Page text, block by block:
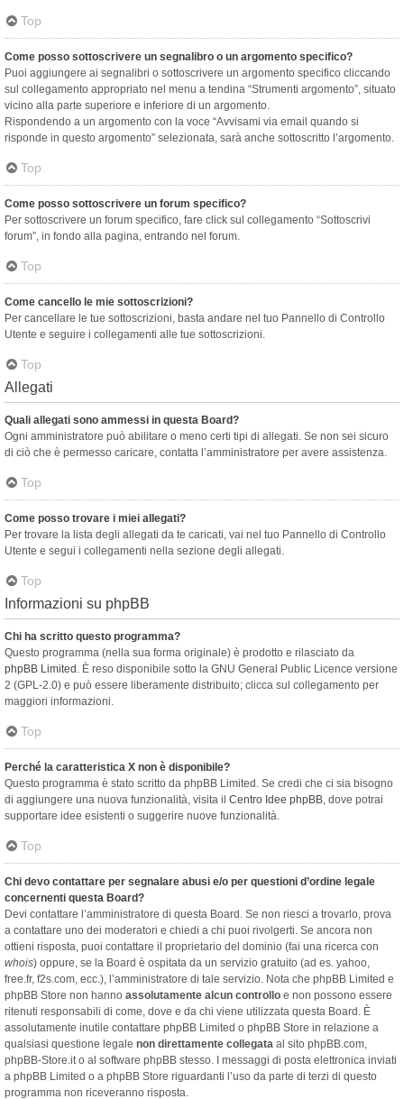
Top
Come posso sottoscrivere un segnalibro o un argomento specifico?
Puoi aggiungere ai segnalibri o sottoscrivere un argomento specifico cliccando
sul collegamento appropriato nel menu a tendina “Strumenti argomento”, situato
vicino alla parte superiore e inferiore di un argomento.
Rispondendo a un argomento con la voce “Avvisami via email quando si
risponde in questo argomento” selezionata, sarà anche sottoscritto l’argomento.
Top
Come posso sottoscrivere un forum specifico?
Per sottoscrivere un forum specifico, fare click sul collegamento “Sottoscrivi
forum”, in fondo alla pagina, entrando nel forum.
Top
Come cancello le mie sottoscrizioni?
Per cancellare le tue sottoscrizioni, basta andare nel tuo Pannello di Controllo
Utente e seguire i collegamenti alle tue sottoscrizioni.
Top
Allegati
Quali allegati sono ammessi in questa Board?
Ogni amministratore può abilitare o meno certi tipi di allegati. Se non sei sicuro
di ciò che è permesso caricare, contatta l’amministratore per avere assistenza.
Top
Come posso trovare i miei allegati?
Per trovare la lista degli allegati da te caricati, vai nel tuo Pannello di Controllo
Utente e segui i collegamenti nella sezione degli allegati.
Top
Informazioni su phpBB
Chi ha scritto questo programma?
Questo programma (nella sua forma originale) è prodotto e rilasciato da
phpBB Limited . È reso disponibile sotto la GNU General Public Licence versione
2 (GPL-2.0) e può essere liberamente distribuito; clicca sul collegamento per
maggiori informazioni.
Top
Perché la caratteristica X non è disponibile?
Questo programma è stato scritto da phpBB Limited. Se credi che ci sia bisogno
di aggiungere una nuova funzionalità, visita il Centro Idee phpBB, dove potrai
supportare idee esistenti o suggerire nuove funzionalità.
Top
Chi devo contattare per segnalare abusi e/o per questioni d’ordine legale
concernenti questa Board?
Devi contattare l’amministratore di questa Board. Se non riesci a trovarlo, prova
a contattare uno dei moderatori e chiedi a chi puoi rivolgerti. Se ancora non
ottieni risposta, puoi contattare il proprietario del dominio (fai una ricerca con
whois) oppure, se la Board è ospitata da un servizio gratuito (ad es. yahoo,
free.fr, f2s.com, ecc.), l’amministratore di tale servizio. Nota che phpBB Limited e
phpBB Store non hanno assolutamente alcun controllo e non possono essere
ritenuti responsabili di come, dove e da chi viene utilizzata questa Board. È
assolutamente inutile contattare phpBB Limited o phpBB Store in relazione a
qualsiasi questione legale non direttamente collegata al sito phpBB.com,
phpBB-Store.it o al software phpBB stesso. I messaggi di posta elettronica inviati
a phpBB Limited o a phpBB Store riguardanti l’uso da parte di terzi di questo
programma non riceveranno risposta.